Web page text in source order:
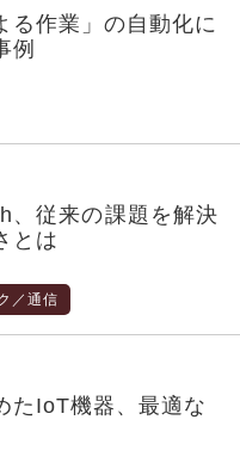
る作業」の自動化に
例
、従来の課題を解決
とは
／通信
たIoT機器、最適な